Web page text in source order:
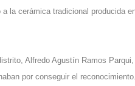
a la cerámica tradicional producida
Alfredo Agustín Ramos
por conseguir el reconocimiento.